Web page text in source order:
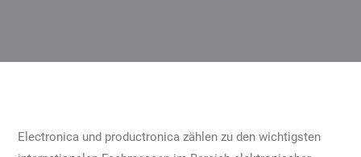
Electronica und productronica zählen zu den wichtigsten